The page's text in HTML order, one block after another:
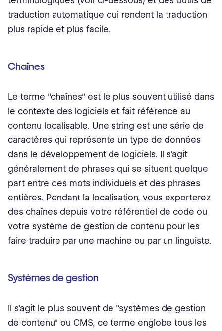
traduction automatique qui rendent la traduction
plus rapide et plus facile.
Chaînes
Le terme "chaînes" est le plus souvent utilisé dans
le contexte des logiciels et fait référence au
contenu localisable. Une string est une série de
caractères qui représente un type de données
dans le développement de logiciels. Il s'agit
généralement de phrases qui se situent quelque
part entre des mots individuels et des phrases
entières. Pendant la localisation, vous exporterez
des chaînes depuis votre référentiel de code ou
votre système de gestion de contenu pour les
faire traduire par une machine ou par un linguiste.
Systèmes de gestion
Il s'agit le plus souvent de "systèmes de gestion
de contenu" ou CMS, ce terme englobe tous les